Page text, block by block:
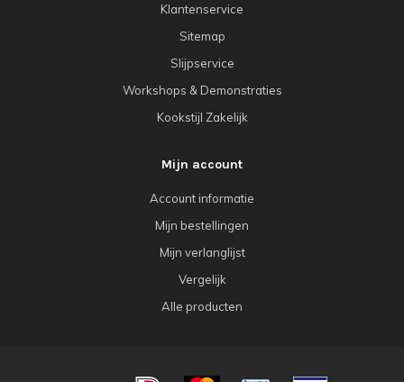
Klantenservice
Sitemap
Slijpservice
Workshops & Demonstraties
Kookstijl Zakelijk
Mijn account
Account informatie
Mijn bestellingen
Mijn verlanglijst
Vergelijk
Alle producten